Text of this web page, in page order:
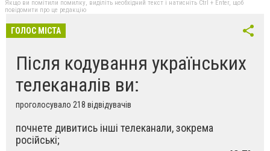
Якщо ви помітили помилку, виділіть необхідний текст і натисніть Ctrl + Enter, щоб
повідомити про це редакцію
ГОЛОС МІСТА
Після кодування українських
телеканалів ви:
проголосувало 218 відвідувачів
почнете дивитись інші телеканали, зокрема
російські;